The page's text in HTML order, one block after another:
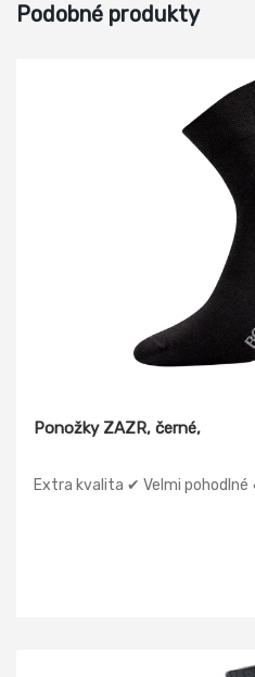
Podobné produkty
Ponožky ZAZR, černé,
Extra kvalita ✔ Velmi